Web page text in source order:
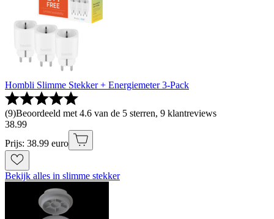
Hombli Slimme Stekker + Energiemeter 3-Pack
(9)Beoordeeld met 4.6 van de 5 sterren, 9 klantreviews
38.99
Prijs: 38.99 euro
Bekijk alles in slimme stekker